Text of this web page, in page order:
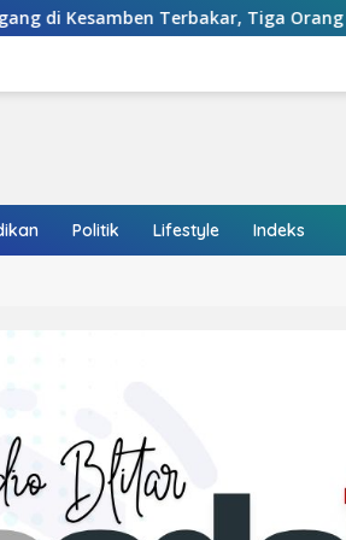
Tiga Orang Alami Luka Bakar
Politik Lifestyle Indeks